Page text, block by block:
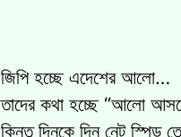
জিপি হচ্ছে এদেশের আলো…
তাদের কথা হচ্ছে “আলো
কিন্তু দিনকে দিন নেট স্পিড